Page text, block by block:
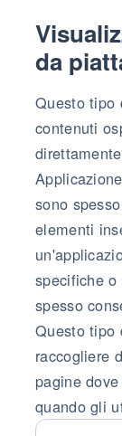
da
Questo tipo
contenuti
sono
elementi
specifiche
spesso
Questo tipo
raccogliere
pagine
quando gli